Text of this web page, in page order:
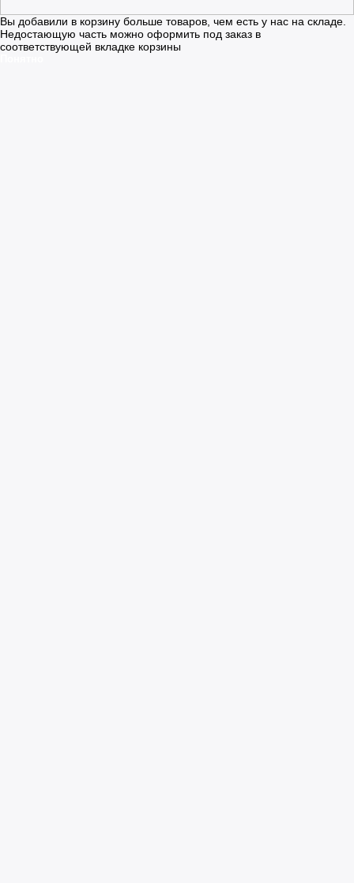
Вы добавили в корзину больше товаров, чем есть у нас на складе.
Недостающую часть можно оформить под заказ в
соответствующей вкладке корзины